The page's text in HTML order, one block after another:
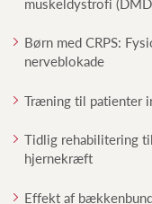
Børn med CRPS:
nerveblokade
Træning til patienter
Tidlig rehabilitering
hjernekræft
Effekt af